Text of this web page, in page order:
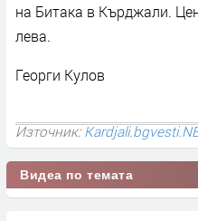
на Битака в Кърджали.
лева.
Георги Кулов
Източник:
Видеа по темата